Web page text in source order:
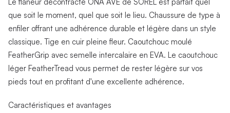
Le flâneur décontracté ONA AVE de SOREL est parfait quel
que soit le moment, quel que soit le lieu. Chaussure de type à
enfiler offrant une adhérence durable et légère dans un style
classique. Tige en cuir pleine fleur. Caoutchouc moulé
FeatherGrip avec semelle intercalaire en EVA. Le caoutchouc
léger FeatherTread vous permet de rester légère sur vos
pieds tout en profitant d'une excellente adhérence.
Caractéristiques et avantages